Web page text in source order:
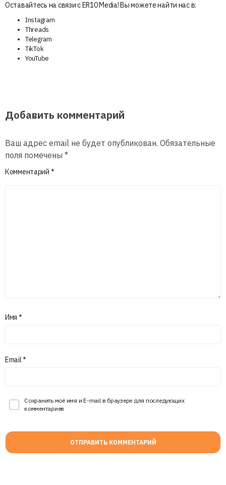
Оставайтесь на связи с ER10 Media! Вы можете найти нас в:
Instagram
Threads
Telegram
TikTok
YouTube
Добавить комментарий
Ваш адрес email не будет опубликован. Обязательные
поля помечены *
Комментарий *
Имя *
Email*
Сохранить моё имя и E-mail в браузере для последующих
комментариев